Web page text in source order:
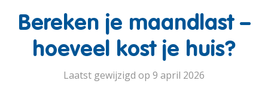
Bereken je maandlast –
hoeveel kost je huis?
Laatst gewijzigd op 9 april 2026